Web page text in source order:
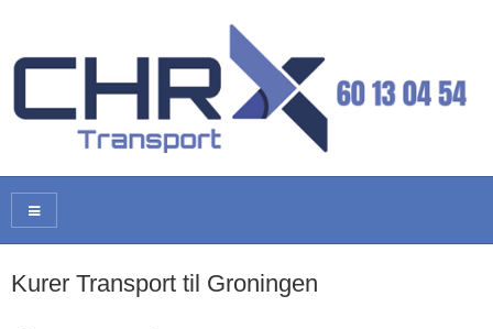
Kurer Transport til Groningen